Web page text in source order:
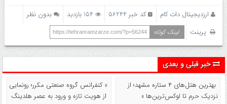
ارزدیجیتال دات کام کد خبر 56244 154 بازدید
بدون نظر
پرینت
لینک کوتاه https://tehranramzarze.com/?p=56244
خبر قبلی و بعدی
بهترین هتل‌های ۴ ستاره مشهد؛ از
نزدیک‌ حرم تا لوکس‌ترین‌ها »
« کنفرانس گروه صنعتی مکرر؛ رونمایی
از هویت تازه و ورود به عصر هلدینگ